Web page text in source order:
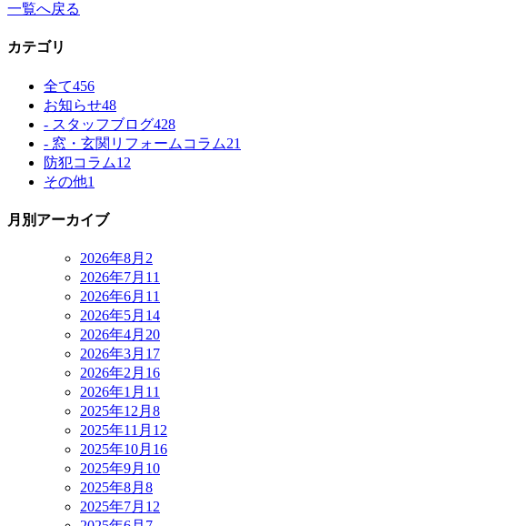
一覧へ戻る
カテゴリ
全て456
お知らせ48
- スタッフブログ428
- 窓・玄関リフォームコラム21
防犯コラム12
その他1
月別アーカイブ
2026年8月 2
2026年7月 11
2026年6月 11
2026年5月 14
2026年4月 20
2026年3月 17
2026年2月 16
2026年1月 11
2025年12月 8
2025年11月 12
2025年10月 16
2025年9月 10
2025年8月 8
2025年7月 12